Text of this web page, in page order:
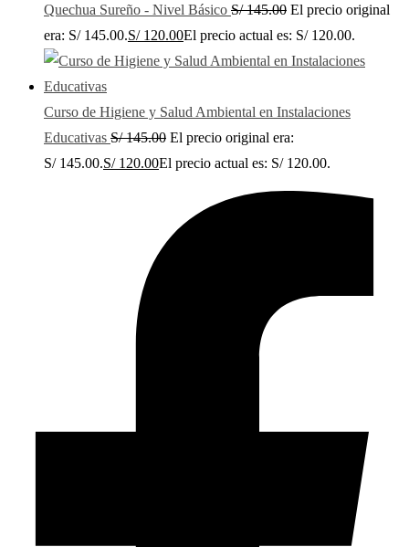
Quechua Sureño - Nivel Básico S/145.00 El precio original
era: S/ 145.00.S/120.00El precio actual es: S/ 120.00.
Curso de Higiene y Salud Ambiental en Instalaciones
Educativas S/145.00 El precio original era:
S/ 145.00.S/120.00El precio actual es: S/ 120.00.